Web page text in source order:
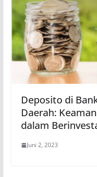
Deposito di
Daerah:
dalam
Juni 2, 2023